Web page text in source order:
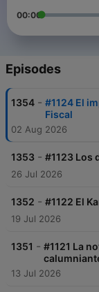
00:00
Episodes
1354 - #1124 El
Fiscal
02 Aug 2026
1353 - #1123 Los
26 Jul 2026
1352 - #1122 El
19 Jul 2026
1351 - #1121 La
13 Jul 2026